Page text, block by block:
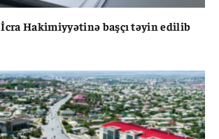
İcra Hakimiyyətinə başçı təyin edilib